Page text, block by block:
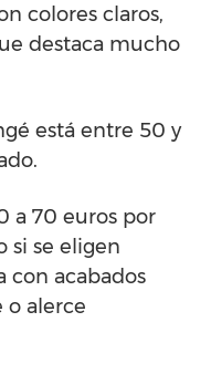
colores claros,
destaca mucho
está entre 50 y
a 70 euros por
si se eligen
con acabados
o alerce